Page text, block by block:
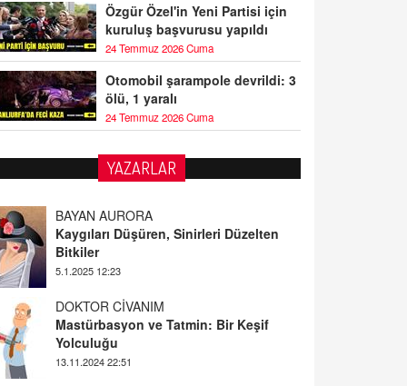
Özgür Özel'in Yeni Partisi için
kuruluş başvurusu yapıldı
24 Temmuz 2026 Cuma
Otomobil şarampole devrildi: 3
ölü, 1 yaralı
24 Temmuz 2026 Cuma
YAZARLAR
BAYAN AURORA
Kaygıları Düşüren, Sinirleri Düzelten
Bitkiler
5.1.2025 12:23
DOKTOR CİVANIM
Mastürbasyon ve Tatmin: Bir Keşif
Yolculuğu
13.11.2024 22:51